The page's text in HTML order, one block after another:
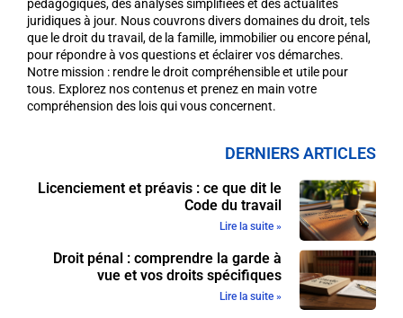
pédagogiques, des analyses simplifiées et des actualités
juridiques à jour. Nous couvrons divers domaines du droit, tels
que le droit du travail, de la famille, immobilier ou encore pénal,
pour répondre à vos questions et éclairer vos démarches.
Notre mission : rendre le droit compréhensible et utile pour
tous. Explorez nos contenus et prenez en main votre
compréhension des lois qui vous concernent.
DERNIERS ARTICLES
Licenciement et préavis : ce que dit le
Code du travail
Lire la suite »
Droit pénal : comprendre la garde à
vue et vos droits spécifiques
Lire la suite »